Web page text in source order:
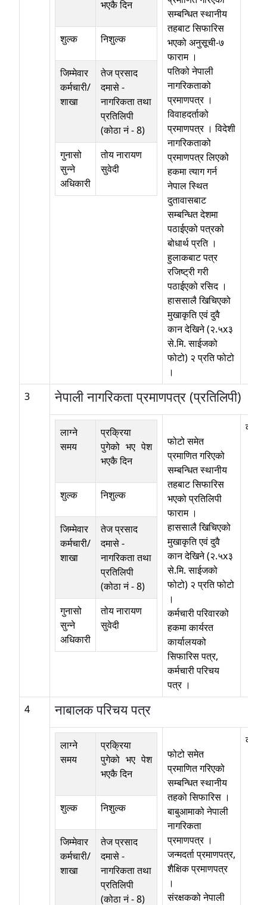
भएकै दिन
शुल्क निशुल्क
जिम्मेवार
कर्मचारी/
शाखा
तेज प्रसाद
दमासे-
नागरिकता तथा
प्रतिलिपी
(कोठा नं - 8)
गुनासो
सुन्ने
अधिकारी
तोय नारायण
सुवेदी
सम्बन्धित स्थानीय
तहबाट सिफारिस
भएको अनुसूची-७
फाराम ।
पतिको नेपाली
नागरिकताको
प्रमाणपत्र ।
विवाहदर्ताको
प्रमाणपत्र । विदेशी
नागरिकताको
प्रमाणपत्र लिएको
हकमा त्याग गर्न
नेपाल स्थित
दुतावासबाट
सम्बन्धित देशमा
पठाईएको पत्रको
बोधार्थ प्रति ।
हुलाकबाट पत्र
रजिष्ट्री गरी
पठाईएको रसिद ।
हाससालै खिचिएको
मुखाकृति एवं दुवै
कान देखिने (२.५x३
से.मि. साईजको
फोटो) २ प्रति फोटो
।
3 नेपाली नागरिकता प्रमाणपत्र (प्रतिलिपी)
लाग्ने
समय
प्रक्रिया
पुगेको भए पेश
भएकै दिन
शुल्क निशुल्क
जिम्मेवार
कर्मचारी/
शाखा
तेज प्रसाद
दमासे-
नागरिकता तथा
प्रतिलिपी
(कोठा नं - 8)
गुनासो
सुन्ने
अधिकारी
तोय नारायण
सुवेदी
फोटो समेत
प्रमाणित गरिएको
सम्बन्धित स्थानीय
तहबाट सिफारिस
भएको प्रतिलिपी
फाराम ।
हाससालै खिचिएको
मुखाकृति एवं दुवै
कान देखिने (२.५x३
से.मि. साईजको
फोटो) २ प्रति फोटो
।
कर्मचारी परिवारको
हकमा कार्यरत
कार्यालयको
सिफारिस पत्र,
कर्मचारी परिचय
पत्र ।
कोठा
4 नाबालक परिचय पत्र
लाग्ने
समय
प्रक्रिया
पुगेको भए पेश
भएकै दिन
शुल्क निशुल्क
जिम्मेवार
कर्मचारी/
शाखा
तेज प्रसाद
दमासे-
नागरिकता तथा
प्रतिलिपी
(कोठा नं - 8)
फोटो समेत
प्रमाणित गरिएको
सम्बन्धित स्थानीय
तहको सिफारिस ।
बाबुआमाको नेपाली
नागरिकता
प्रमाणपत्र ।
जन्मदर्ता प्रमाणपत्र,
शैक्षिक प्रमाणपत्र
।
संरक्षकको नेपाली
कोठा